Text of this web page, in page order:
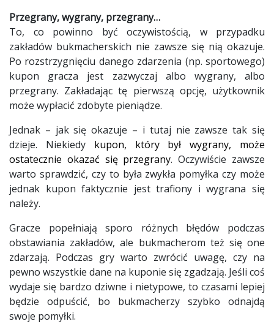
Przegrany, wygrany, przegrany…
To, co powinno być oczywistością, w przypadku
zakładów bukmacherskich nie zawsze się nią okazuje.
Po rozstrzygnięciu danego zdarzenia (np. sportowego)
kupon gracza jest zazwyczaj albo wygrany, albo
przegrany. Zakładając tę pierwszą opcję, użytkownik
może wypłacić zdobyte pieniądze.
Jednak – jak się okazuje – i tutaj nie zawsze tak się
dzieje. Niekiedy kupon, który był wygrany, może
ostatecznie okazać się przegrany. Oczywiście zawsze
warto sprawdzić, czy to była zwykła pomyłka czy może
jednak kupon faktycznie jest trafiony i wygrana się
należy.
Gracze popełniają sporo różnych błędów podczas
obstawiania zakładów, ale bukmacherom też się one
zdarzają. Podczas gry warto zwrócić uwagę, czy na
pewno wszystkie dane na kuponie się zgadzają. Jeśli coś
wydaje się bardzo dziwne i nietypowe, to czasami lepiej
będzie odpuścić, bo bukmacherzy szybko odnajdą
swoje pomyłki.